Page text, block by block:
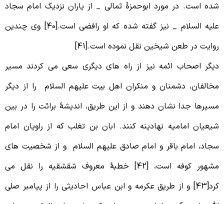
است. در مورد ابوحمزۀ ثمالی _ از یاران نزدیک امام سجاد
علیه السلام _ نیز گفته شده که او رافضی است.[40] وی چندین
در طعن شیخین نقل نموده است.[41]
اصحاب ائمه نیز از راه های دیگری سعی می کردند مسیر
دشمنان و منکران اهل بیت علیهم السلام را از دیگر
جدا نشان دهند و از این طریق، اندیشۀ برائت را در بین
امامیه نهادینه کنند. ابان بن تغلب که از راویان امام
امام باقر و امام صادق علیهم السلام و از شخصیت های
مشهور کوفه است، [42] خطبۀ معروف شقشقیه را نقل می
کرد[43] و از طریق عکرمه و ابن عباس احادیثی را از پیامبر صلی